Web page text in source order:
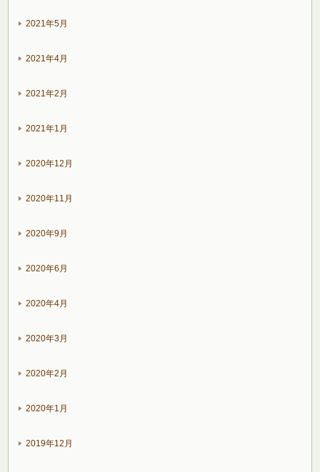
2021年5月
2021年4月
2021年2月
2021年1月
2020年12月
2020年11月
2020年9月
2020年6月
2020年4月
2020年3月
2020年2月
2020年1月
2019年12月